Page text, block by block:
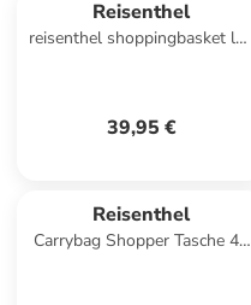
Reisenthel
reisenthel shoppingbasket leo
39,95 €
Reisenthel
Carrybag Shopper Tasche 48